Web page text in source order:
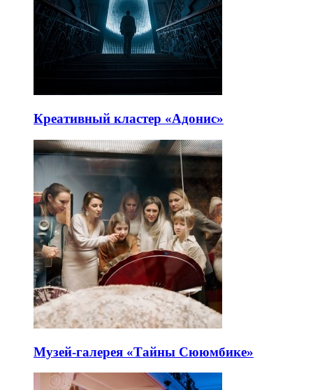
Креативный кластер «Адонис»
Музей-галерея «Тайны Сююмбике»